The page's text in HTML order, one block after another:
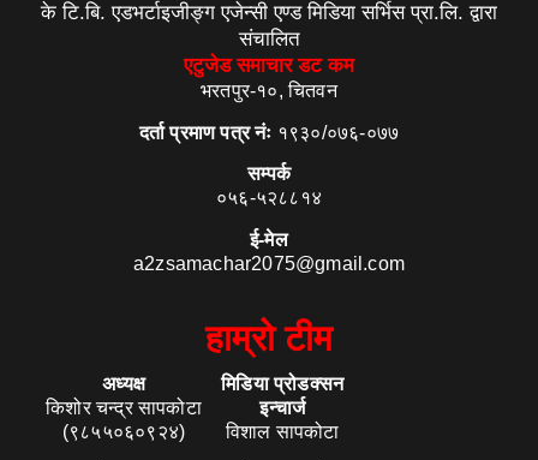
के टि.बि. एडभर्टाइजीङ्ग एजेन्सी एण्ड मिडिया सर्भिस प्रा.लि. द्वारा
संचालित
एटुजेड समाचार डट कम
भरतपुर-१०, चितवन
दर्ता प्रमाण पत्र नंः १९३०/०७६-०७७
सम्पर्क
०५६-५२८८१४
ई-मेल
a2zsamachar2075@gmail.com
हाम्रो टीम
अध्यक्ष
किशोर चन्द्र सापकोटा
(९८५५०६०९२४)
मिडिया प्रोडक्सन
इन्चार्ज
विशाल सापकोटा